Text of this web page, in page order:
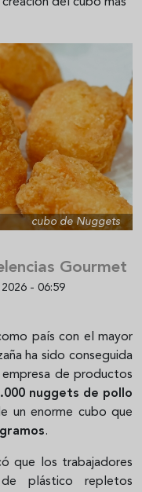
cubo de Nuggets
Gourmet
- 06:59
país con el mayor
ha sido conseguida
de productos
nuggets de pollo
un enorme cubo que
.
que los trabajadores
de plástico repletos